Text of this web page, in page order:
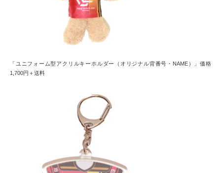
「ユニフォーム型アクリルキーホルダー（オリジナル背番号・NAME）」価格
1,700円＋送料